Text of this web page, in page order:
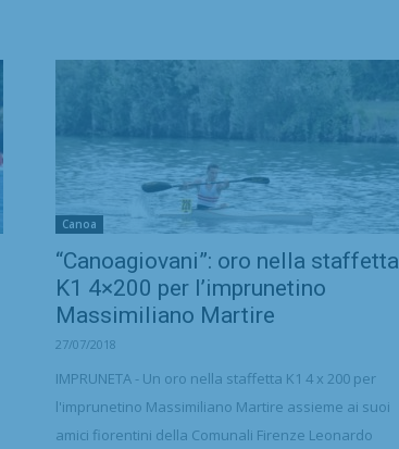
Canoa
“Canoagiovani”: oro nella staffetta
K1 4×200 per l’imprunetino
Massimiliano Martire
27/07/2018
IMPRUNETA - Un oro nella staffetta K1 4 x 200 per
l'imprunetino Massimiliano Martire assieme ai suoi
amici fiorentini della Comunali Firenze Leonardo